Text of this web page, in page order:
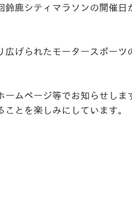
鈴鹿シティマラソンの開催
広げられたモータースポー
ムページ等でお知らせしま
とを楽しみにしています。